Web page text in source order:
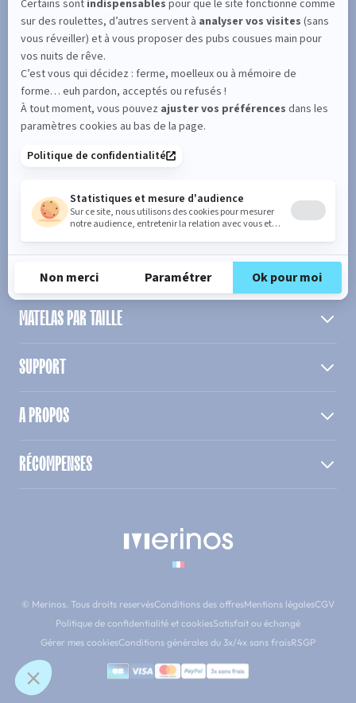
SUIVEZ L'ACTUALITÉ DE MERINOS !
Entrez votre adresse email
S'inscrire
En cochant cette case, vous confirmez avoir plus de 16 ans et
acceptez de recevoir notre Newsletter incluant des informations
concernant les offres, services, produits ou évènements de Bultex
conformément à
notre politique de protection des données personnelles.
PRODUIT
MATELAS PAR TAILLE
SUPPORT
A PROPOS
RÉCOMPENSES
© Merinos. Tous droits reservésConditions des offresMentions légalesCGV
Politique de confidentialité et cookiesSatisfait ou échangé
Gérer mes cookiesConditions générales du 3x/4x sans fraisRSGP